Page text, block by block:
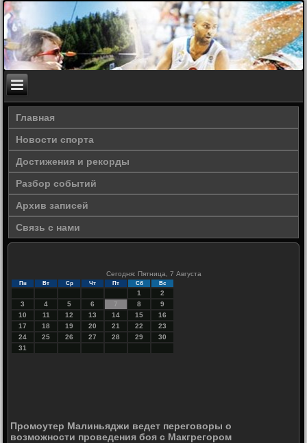
Главная
Новости спорта
Достижения и рекорды
Разбор событий
Архив записей
Связь с нами
Сегодня: Пятница, 7 Августа
Пн Вт Ср Чт Пт Сб Вс
1
2
3
4 5 6 7 8
9
10
11 12 13 14 15
16
17
18 19 20 21 22
23
24
25 26 27 28 29
30
31
Промоутер Малиньяджи ведет переговоры о
возможности проведения боя с Макгрегором